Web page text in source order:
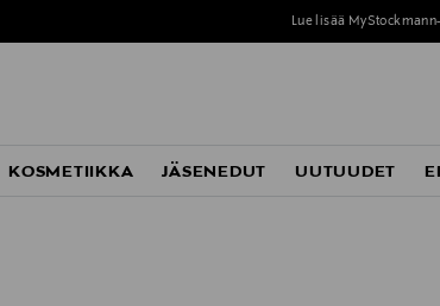
Lue lisää
KOSMETIIKKA JÄSENEDUT UUTUUDET